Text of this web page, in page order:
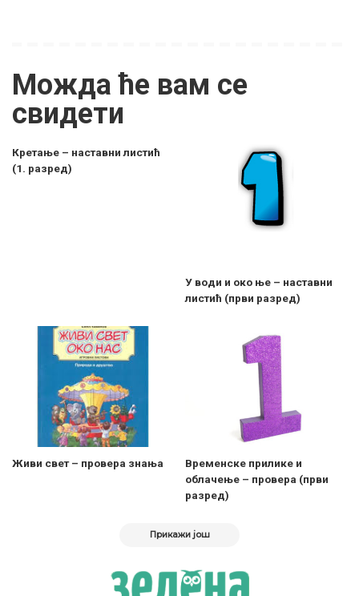
Можда ће вам се
свидети
Кретање – наставни листић
(1. разред)
У води и око ње – наставни
листић (први разред)
Живи свет – провера знања
Временске прилике и
облачење – провера (први
разред)
Прикажи још